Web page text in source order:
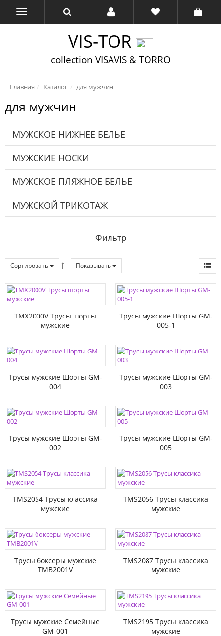
VIS-TOR
collection VISAVIS & TORRO
Главная Каталог для мужчин
для мужчин
МУЖСКОЕ НИЖНЕЕ БЕЛЬЕ
МУЖСКИЕ НОСКИ
МУЖСКОЕ ПЛЯЖНОЕ БЕЛЬЕ
МУЖСКОЙ ТРИКОТАЖ
Фильтр
Сортировать Показывать
TMX2000V Трусы шорты
мужские
Трусы мужские Шорты GM-
005-1
Трусы мужские Шорты GM-
004
Трусы мужские Шорты GM-
003
Трусы мужские Шорты GM-
002
Трусы мужские Шорты GM-
005
TMS2054 Трусы классика
мужские
TMS2056 Трусы классика
мужские
Трусы боксеры мужские
TMB2001V
TMS2087 Трусы классика
мужские
Трусы мужские Семейные
GM-001
TMS2195 Трусы классика
мужские